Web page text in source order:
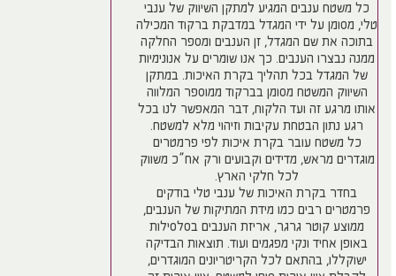
כל משטח ענבים המגיע למתקן השיווק של ענבי
טלי, מסומן על ידי המגדל במדבקת ברקוד המכילה
בתוכה את שם המגדל, זן הענבים ומספר החלקה
ממנה נבצרו הענבים. כך אנו שומרים על אנונימיות
של המגדל בכל תהליך בקרת האיכות. במתקן
השיווק המשטח מסומן בברקוד ממוספר המלווה
אותו מרגע זה ועד הלקוח, דבר המאפשר לנו בכל
רגע נתון הבטחת עקיבות וזיהוי מלא למשטח.
כל משטח עובר בקרת איכות לפי פרמטרים
מוגדרים מראש, מדידים וקבועים ורק אח”כ משווק
לכל חלקי הארץ.
בחדר בקרת האיכות של ענבי טלי בודקים
פרמטרים רבים כמו מידת המתיקות של הענבים,
ממוצע קוטר גרגר, אריזת הענבים בסלסילות
באופן אחיד ונקי מפגמים ועוד. תוצאות הבדיקה
ישוקללו, בהתאם לכל הקריטריונים המוגדרים,